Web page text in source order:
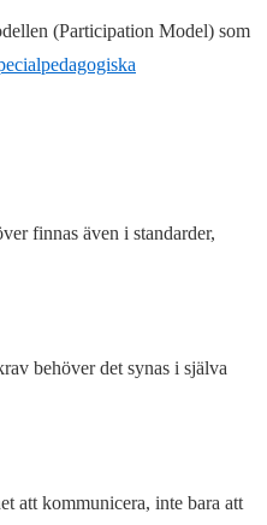
(Participation Model) som
finnas även i standarder,
behöver det synas i själva
att kommunicera, inte bara att